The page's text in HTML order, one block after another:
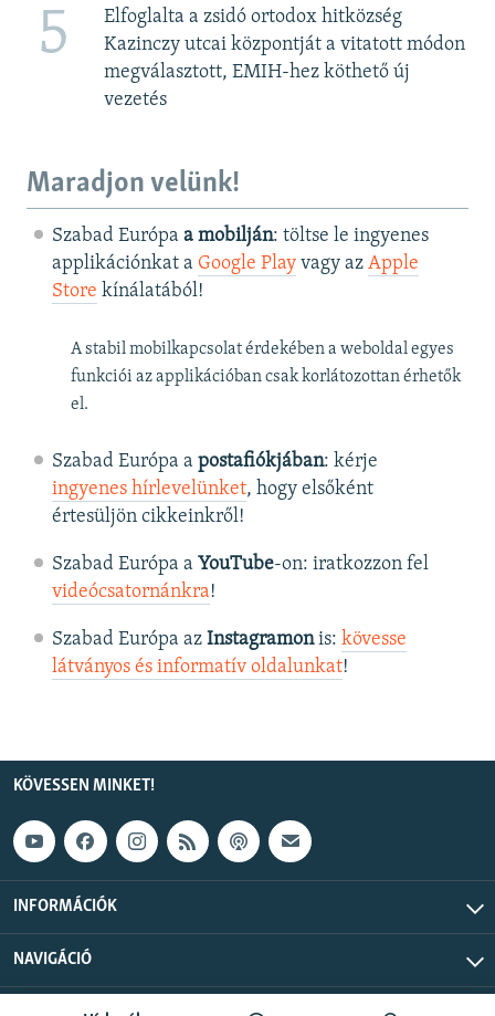
5
Elfoglalta a zsidó ortodox hitközség
Kazinczy utcai központját a vitatott módon
megválasztott, EMIH-hez köthető új
vezetés
Maradjon velünk!
Szabad Európa a mobilján: töltse le ingyenes
applikációnkat a Google Playvagy az Apple
Store kínálatából!
A stabil mobilkapcsolat érdekében a weboldal egyes
funkciói az applikációban csak korlátozottan érhetők
el.
Szabad Európa a postafiókjában: kérje
ingyenes hírlevelünket, hogy elsőként
értesüljön cikkeinkről!
Szabad Európa a YouTube-on: iratkozzon fel
videócsatornánkra!
Szabad Európa az Instagramonis: kövesse
látványos és informatív oldalunkat! ​
KÖVESSEN MINKET!
INFORMÁCIÓK
NAVIGÁCIÓ